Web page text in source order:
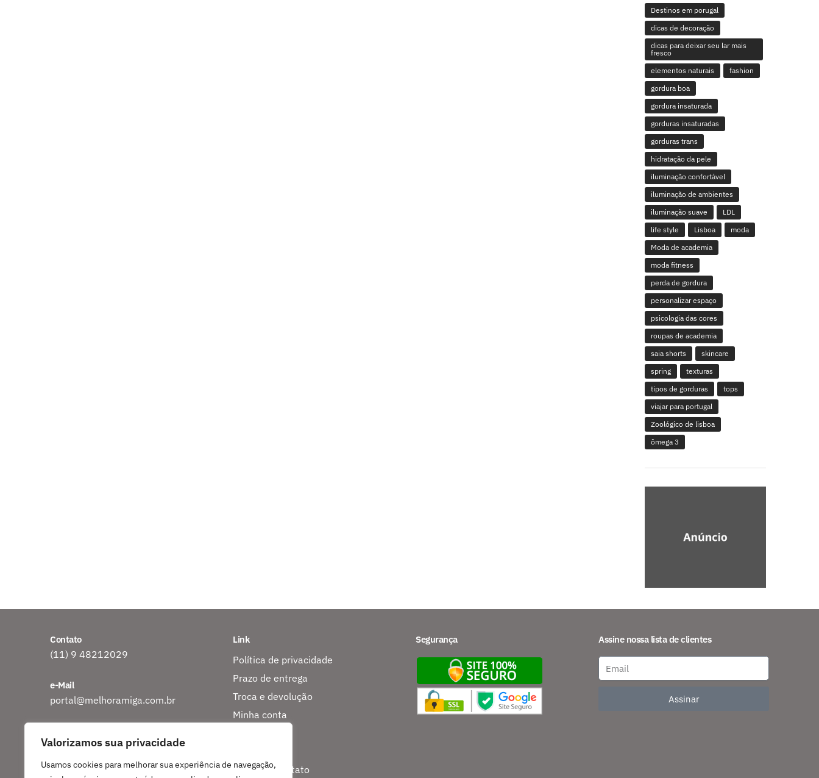
Valorizamos sua privacidade
Usamos cookies para melhorar sua experiência de navegação,
Destinos em porugal
dicas de decoração
dicas para deixar seu lar mais
fresco
elementos naturais
fashion
gordura boa
gordura insaturada
gorduras insaturadas
gorduras trans
hidratação da pele
iluminação confortável
iluminação de ambientes
iluminação suave
LDL
life style
Lisboa
moda
Moda de academia
moda fitness
perda de gordura
personalizar espaço
psicologia das cores
roupas de academia
saia shorts
skincare
spring
texturas
tipos de gorduras
tops
viajar para portugal
Zoológico de lisboa
ômega 3
Contato
(11) 9 48212029
e-Mail
portal@melhoramiga.com.br
CEP 06807-440
Link
Política de privacidade
Prazo de entrega
Troca e devolução
Minha conta
Entre em contato
Segurança Assine nossa lista de clientes
Assinar